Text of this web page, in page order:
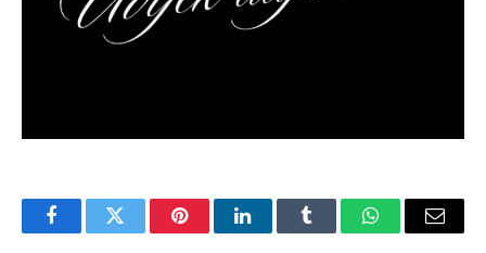
FacebookTwitter PinterestLinkedInTumblr WhatsAppEmail